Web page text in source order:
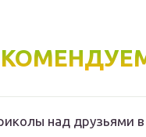
над друзьями в